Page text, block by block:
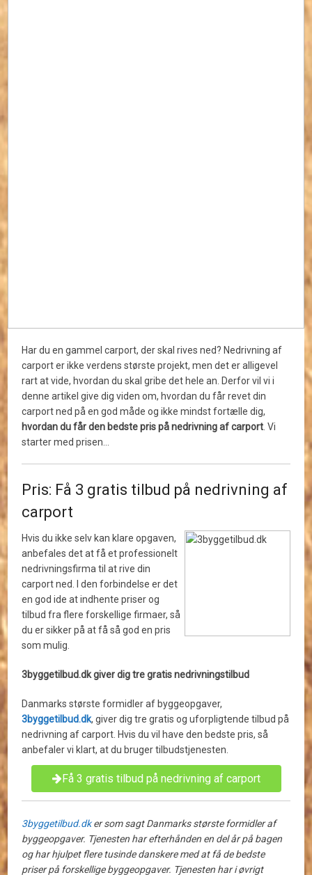
Har du en gammel carport, der skal rives ned? Nedrivning af
carport er ikke verdens største projekt, men det er alligevel
rart at vide, hvordan du skal gribe det hele an. Derfor vil vi i
denne artikel give dig viden om, hvordan du får revet din
carport ned på en god måde og ikke mindst fortælle dig,
hvordan du får den bedste pris på nedrivning af carport . Vi
starter med prisen…
Pris: Få 3 gratis tilbud på nedrivning af
carport
Hvis du ikke selv kan klare opgaven,
anbefales det at få et professionelt
nedrivningsfirma til at rive din
carport ned. I den forbindelse er det
en god ide at indhente priser og
tilbud fra flere forskellige firmaer, så
du er sikker på at få så god en pris
som mulig.
3byggetilbud.dk giver dig tre gratis nedrivningstilbud
Danmarks største formidler af byggeopgaver,
3byggetilbud.dk, giver dig tre gratis og uforpligtende tilbud på
nedrivning af carport. Hvis du vil have den bedste pris, så
anbefaler vi klart, at du bruger tilbudstjenesten.
Få 3 gratis tilbud på nedrivning af carport
3byggetilbud.dker som sagt Danmarks største formidler af
byggeopgaver. Tjenesten har efterhånden en del år på bagen
og har hjulpet flere tusinde danskere med at få de bedste
priser på forskellige byggeopgaver. Tjenesten har i øvrigt